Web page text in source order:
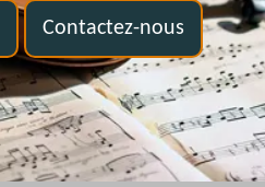
Contactez-nous